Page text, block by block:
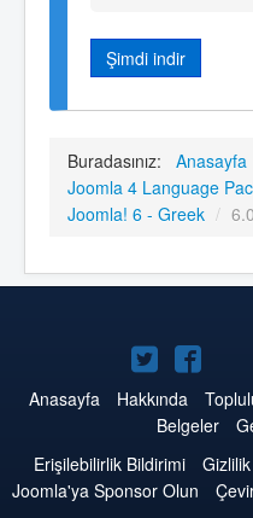
Şimdi indir
Buradasınız: Anasayfa
Joomla 4 Language
Joomla! 6 - Greek /
Twitter'da
Joomla
Anasayfa Hakkında
Belgeler
Erişilebilirlik Bildirimi
Joomla'ya Sponsor Olun